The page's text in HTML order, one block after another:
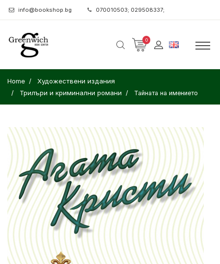
info@bookshop.bg 070010503; 029508337;
0
Home
Художествени издания
Трилъри и криминални романи
Тайната на имението